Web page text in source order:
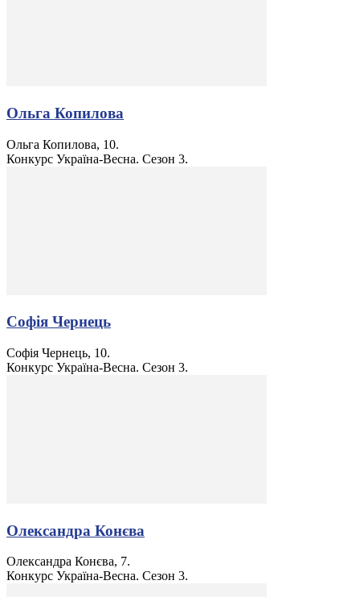
Ольга Копилова
Ольга Копилова, 10.
Конкурс Україна-Весна. Сезон 3.
Софія Чернець
Софія Чернець, 10.
Конкурс Україна-Весна. Сезон 3.
Олександра Конєва
Олександра Конєва, 7.
Конкурс Україна-Весна. Сезон 3.